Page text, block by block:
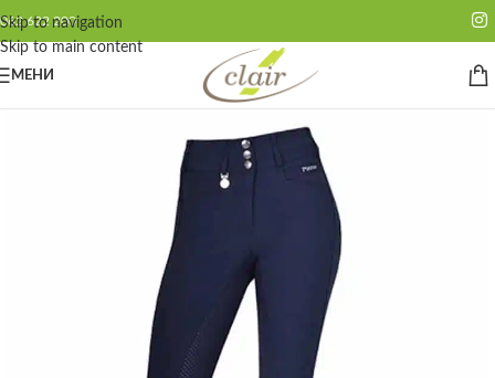
Skip to navigation
Skip to main content
062 622 200
МЕНИ